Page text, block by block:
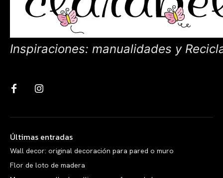
Inspiraciones: manualidades y
Últimas entradas
Wall decor: original decoración para pared o muro
Flor de loto de madera